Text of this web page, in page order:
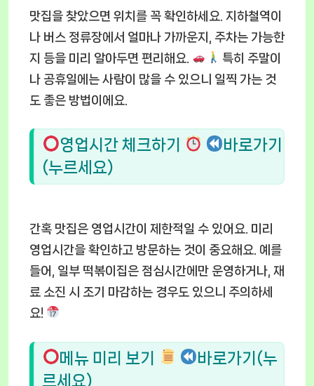
맛집을 찾았으면 위치를 꼭 확인하세요. 지하철역이
나 버스 정류장에서 얼마나 가까운지, 주차는 가능한
지 등을 미리 알아두면 편리해요.
특히 주말이
나 공휴일에는 사람이 많을 수 있으니 일찍 가는 것
도 좋은 방법이에요.
영업시간 체크하기
바로가기
(누르세요)
간혹 맛집은 영업시간이 제한적일 수 있어요. 미리
영업시간을 확인하고 방문하는 것이 중요해요. 예를
들어, 일부 떡볶이집은 점심시간에만 운영하거나, 재
료 소진 시 조기 마감하는 경우도 있으니 주의하세
요!
메뉴 미리 보기
바로가기(누
르세요)